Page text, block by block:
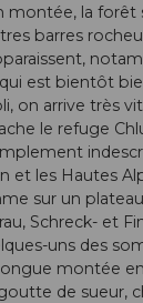
la forêt
barres
est bientôt
on arrive très
le refuge
et les Hautes
sur un plateau
Schreck- et
uns des
montée
de sueur,